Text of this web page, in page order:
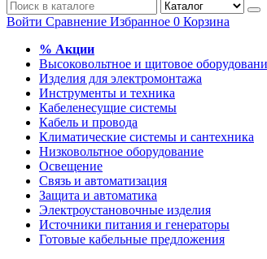
Войти Сравнение Избранное 0 Корзина
% Акции
Высоковольтное и щитовое
Изделия для электромонтажа
Инструменты и техника
Кабеленесущие системы
Кабель и провода
Климатические системы и сантехника
Низковольтное оборудование
Освещение
Связь и автоматизация
Защита и автоматика
Электроустановочные изделия
Источники питания и генераторы
Готовые кабельные предложения